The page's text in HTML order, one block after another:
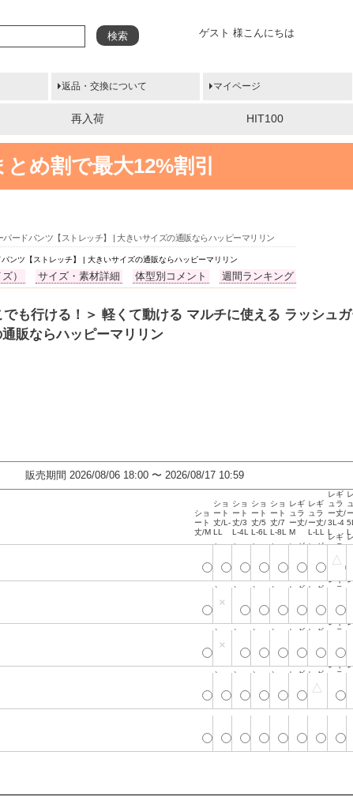
ゲスト 様こんにちは
検索
返品・交換について マイページ
再入荷 HIT100
め割で最大12%割引
ードパンツ【ストレッチ】 | 大きいサイズの通販ならハッピーマリリン
ンツ【ストレッチ】 | 大きいサイズの通販ならハッピーマリリン
） サイズ・素材詳細 体型別コメント 週間ランキング
も行ける！＞ 軽くて動ける マルチに使える ラッシュ
販ならハッピーマリリン
販売期間 2026/08/06 18:00 〜 2026/08/17 10:59
ショ
ート
丈/M
ショ
ート
丈/L-
LL
ショ
ート
丈/3
L-4L
ショ
ート
丈/5
L-6L
ショ
ート
丈/7
L-8L
レギ
ュラ
ー丈/
M
レギ
ュラ
ー丈/
L-LL
レギ
ュラ
ー丈/
3L-4
L
△
L
ート
丈/M
ショ
丈/L-
LL
×
ショ
丈/3
L-4L
ショ
丈/5
L-6L
ショ
丈/7
L-8L
レギ
ー丈/
レギ
ー丈/
L-LL
レギ
ュラ
ー丈/
3L-4
ート
丈/M
ショ
ート
丈/L-
×
ショ
丈/3
L-4L
ショ
丈/5
L-6L
ショ
丈/7
L-8L
レギ
ー丈/
レギ
ー丈/
L-LL
レギ
ュラ
3L-4
ート
丈/M
ショ
ート
丈/L-
ショ
丈/3
L-4L
ショ
丈/5
L-6L
ショ
丈/7
L-8L
レギ
ー丈/
レギ
ー丈/
L-LL
△
レギ
ュラ
3L-4
ート
丈/M
ショ
丈/L-
LL
ショ
丈/3
L-4L
ショ
丈/5
L-6L
ショ
丈/7
L-8L
レギ
ー丈/
レギ
ュラ
ー丈/
レギ
ュラ
3L-4